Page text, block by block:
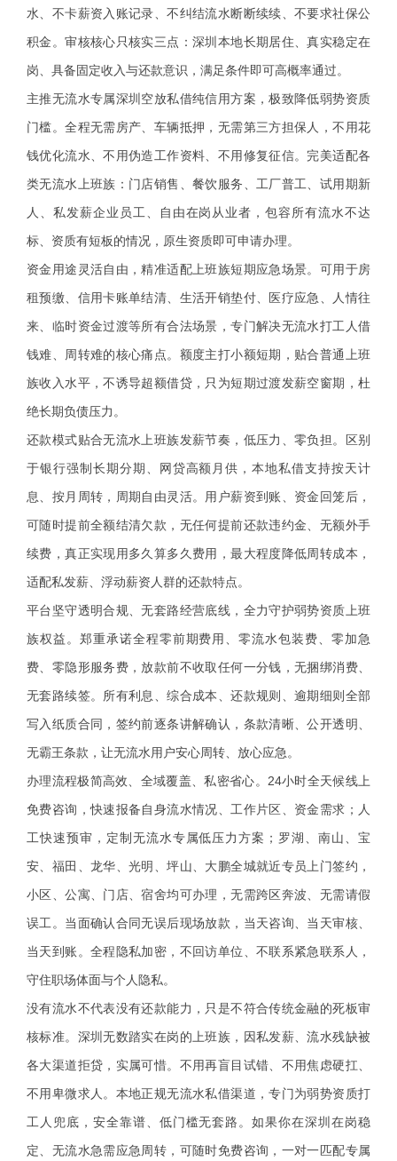
水、不卡薪资入账记录、不纠结流水断断续续、不要求社保公
积金。审核核心只核实三点：深圳本地长期居住、真实稳定在
岗、具备固定收入与还款意识，满足条件即可高概率通过。
主推无流水专属深圳空放私借纯信用方案，极致降低弱势资质
门槛。全程无需房产、车辆抵押，无需第三方担保人，不用花
钱优化流水、不用伪造工作资料、不用修复征信。完美适配各
类无流水上班族：门店销售、餐饮服务、工厂普工、试用期新
人、私发薪企业员工、自由在岗从业者，包容所有流水不达
标、资质有短板的情况，原生资质即可申请办理。
资金用途灵活自由，精准适配上班族短期应急场景。可用于房
租预缴、信用卡账单结清、生活开销垫付、医疗应急、人情往
来、临时资金过渡等所有合法场景，专门解决无流水打工人借
钱难、周转难的核心痛点。额度主打小额短期，贴合普通上班
族收入水平，不诱导超额借贷，只为短期过渡发薪空窗期，杜
绝长期负债压力。
还款模式贴合无流水上班族发薪节奏，低压力、零负担。区别
于银行强制长期分期、网贷高额月供，本地私借支持按天计
息、按月周转，周期自由灵活。用户薪资到账、资金回笼后，
可随时提前全额结清欠款，无任何提前还款违约金、无额外手
续费，真正实现用多久算多久费用，最大程度降低周转成本，
适配私发薪、浮动薪资人群的还款特点。
平台坚守透明合规、无套路经营底线，全力守护弱势资质上班
族权益。郑重承诺全程零前期费用、零流水包装费、零加急
费、零隐形服务费，放款前不收取任何一分钱，无捆绑消费、
无套路续签。所有利息、综合成本、还款规则、逾期细则全部
写入纸质合同，签约前逐条讲解确认，条款清晰、公开透明、
无霸王条款，让无流水用户安心周转、放心应急。
办理流程极简高效、全域覆盖、私密省心。24小时全天候线上
免费咨询，快速报备自身流水情况、工作片区、资金需求；人
工快速预审，定制无流水专属低压力方案；罗湖、南山、宝
安、福田、龙华、光明、坪山、大鹏全城就近专员上门签约，
小区、公寓、门店、宿舍均可办理，无需跨区奔波、无需请假
误工。当面确认合同无误后现场放款，当天咨询、当天审核、
当天到账。全程隐私加密，不回访单位、不联系紧急联系人，
守住职场体面与个人隐私。
没有流水不代表没有还款能力，只是不符合传统金融的死板审
核标准。深圳无数踏实在岗的上班族，因私发薪、流水残缺被
各大渠道拒贷，实属可惜。不用再盲目试错、不用焦虑硬扛、
不用卑微求人。本地正规无流水私借渠道，专门为弱势资质打
工人兜底，安全靠谱、低门槛无套路。如果你在深圳在岗稳
定、无流水急需应急周转，可随时免费咨询，一对一匹配专属